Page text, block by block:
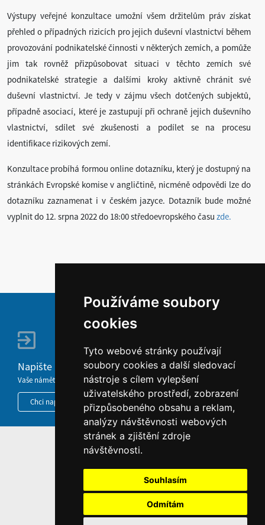
Používáme soubory
cookies
Tyto webové stránky používají
soubory cookies a další sledovací
nástroje s cílem vylepšení
uživatelského prostředí, zobrazení
přizpůsobeného obsahu a reklam,
analýzy návštěvnosti webových
stránek a zjištění zdroje
návštěvnosti.
Souhlasím
Odmítám
Výstupy veřejné konzultace umožní všem držitelům práv získat
přehled o případných rizicích pro jejich duševní vlastnictví během
provozování podnikatelské činnosti v některých zemích, a pomůže
jim tak rovněž přizpůsobovat situaci v těchto zemích své
podnikatelské strategie a dalšími kroky aktivně chránit své
duševní vlastnictví. Je tedy v zájmu všech dotčených subjektů,
případně asociací, které je zastupují při ochraně jejich duševního
vlastnictví, sdílet své zkušenosti a podílet se na procesu
identifikace rizikových zemí.
Konzultace probíhá formou online dotazníku, který je dostupný na
stránkách Evropské komise v angličtině, nicméně odpovědi lze do
dotazníku zaznamenat i v českém jazyce. Dotazník bude možné
vyplnit do 12. srpna 2022 do 18:00 středoevropského času zde.
Napište nám
Vaše náměty, komentáře, připomínky a dotazy nezůstanou bez odezvy.
Chci napsat MKČR
HOME
INFORMACE O WEBU